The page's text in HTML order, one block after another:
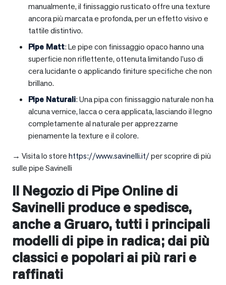
manualmente, il finissaggio rusticato offre una texture
ancora più marcata e profonda, per un effetto visivo e
tattile distintivo.
Pipe Matt: Le pipe con finissaggio opaco hanno una
superficie non riflettente, ottenuta limitando l’uso di
cera lucidante o applicando finiture specifiche che non
brillano.
Pipe Naturali: Una pipa con finissaggio naturale non ha
alcuna vernice, lacca o cera applicata, lasciando il legno
completamente al naturale per apprezzarne
pienamente la texture e il colore.
→ Visita lo storehttps://www.savinelli.it/per scoprire di più
sulle pipe Savinelli
Il Negozio di Pipe Online di
Savinelli produce e spedisce,
anche aGruaro, tutti i principali
modelli di pipe in radica; dai più
classici e popolari ai più rari e
raffinati